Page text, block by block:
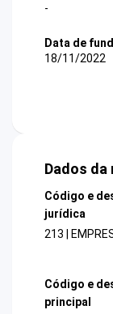
-
Data de
18/11/2022
Dados da
Código e
jurídica
213 |
Código e
principal